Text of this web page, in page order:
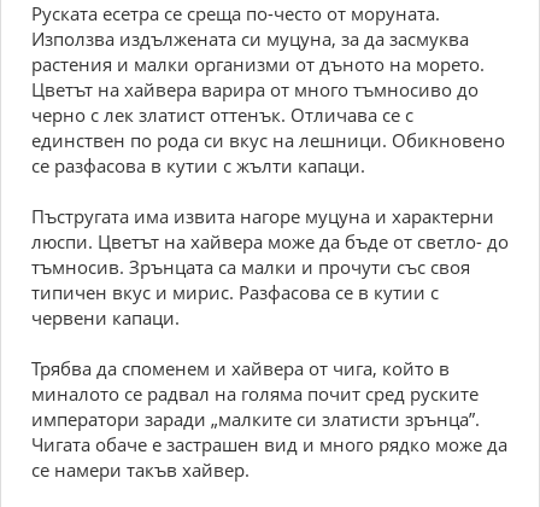
Руската есетра се среща по-често от моруната.
Използва издължената си муцуна, за да засмуква
растения и малки организми от дъното на морето.
Цветът на хайвера варира от много тъмносиво до
черно с лек златист оттенък. Отличава се с
единствен по рода си вкус на лешници. Обикновено
се разфасова в кутии с жълти капаци.
Пъстругата има извита нагоре муцуна и характерни
люспи. Цветът на хайвера може да бъде от светло- до
тъмносив. Зрънцата са малки и прочути със своя
типичен вкус и мирис. Разфасова се в кутии с
червени капаци.
Трябва да споменем и хайвера от чига, който в
миналото се радвал на голяма почит сред руските
императори заради „малките си златисти зрънца”.
Чигата обаче е застрашен вид и много рядко може да
се намери такъв хайвер.